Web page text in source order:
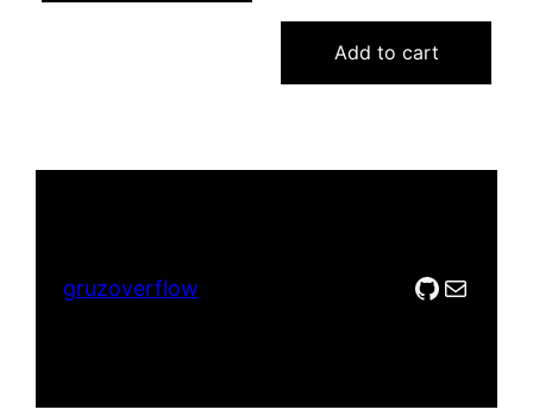
Add to cart
gruzoverflow GitHub
Mail